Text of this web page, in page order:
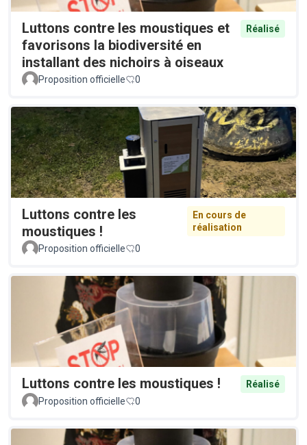
Luttons contre les moustiques et
favorisons la biodiversité en
installant des nichoirs à oiseaux
Réalisé
Proposition officielle 0
Luttons contre les
moustiques !
En cours de
réalisation
Proposition officielle
0
Luttons contre les moustiques !
Réalisé
Proposition officielle
0